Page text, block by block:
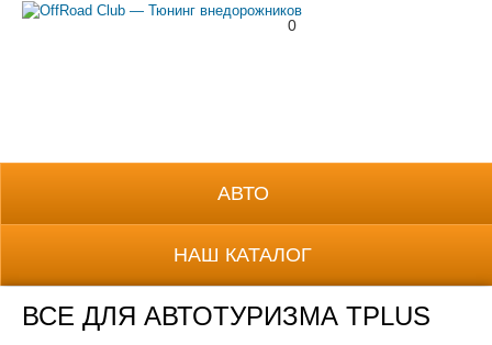
0
АВТО
НАШ КАТАЛОГ
ВСЕ ДЛЯ АВТОТУРИЗМА TPLUS